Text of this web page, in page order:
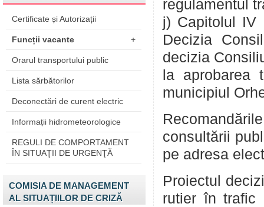
Certificate și Autorizații
Funcții vacante +
Orarul transportului public
Lista sărbătorilor
Deconectări de curent electric
Informații hidrometeorologice
REGULI DE COMPORTAMENT
ÎN SITUAŢII DE URGENŢĂ
COMISIA DE MANAGEMENT
AL SITUAȚIILOR DE CRIZĂ
regulamentul
j) Capitolul IV
Decizia
decizia
la
municipiul
consultării
pe adresa
Proiectul
rutier în trafic